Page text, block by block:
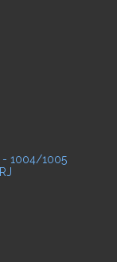
- 1004/1005